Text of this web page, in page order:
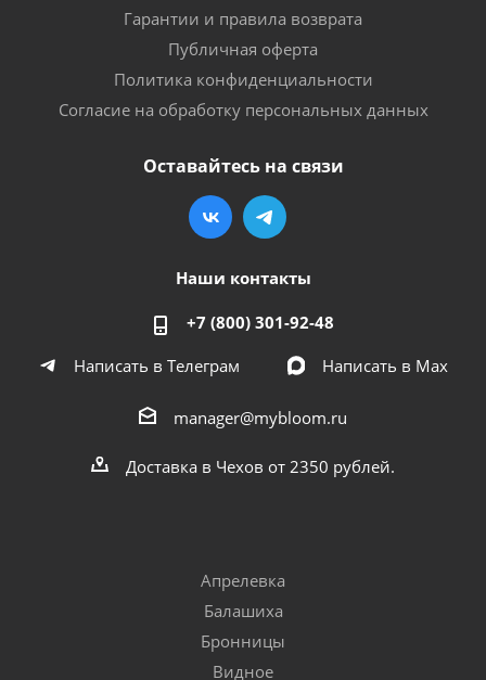
Гарантии и правила возврата
Публичная оферта
Политика конфиденциальности
Согласие на обработку персональных данных
Оставайтесь на связи
Наши контакты
+7 (800) 301-92-48
Написать в Телеграм
Написать в Мах
manager@mybloom.ru
Доставка в Чехов от 2350 рублей.
Апрелевка
Балашиха
Бронницы
Видное